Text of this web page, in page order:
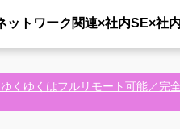
ットワーク関連×社内SE×社
くゆくはフルリモート可能／完